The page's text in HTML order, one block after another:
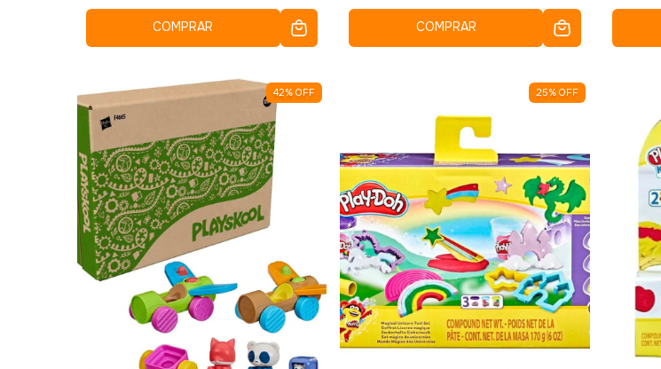
COMPRAR COMPRAR
42%OFF 25% OFF